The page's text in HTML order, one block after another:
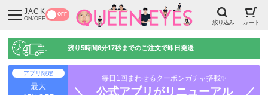
JACK
ON/OFF
OFF
絞り込み カート
残り5時間6分16秒までのご注文で即日発送
アプリ限定
最大
毎日1回まわせるクーポンガチャ搭載✨
＼ 公式アプリがリニューアル ／